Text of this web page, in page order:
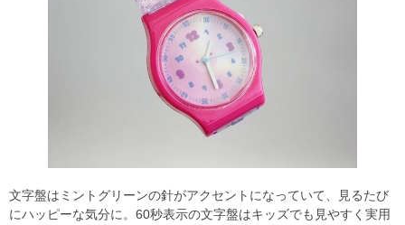
文字盤はミントグリーンの針がアクセントになっていて、見るたび
にハッピーな気分に。60秒表示の文字盤はキッズでも見やすく実用